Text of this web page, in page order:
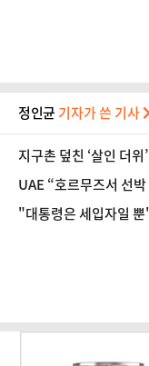
정인균 기자가 쓴 기사
지구촌 덮친 ‘살인 더
UAE “호르무즈서 선
"대통령은 세입자일